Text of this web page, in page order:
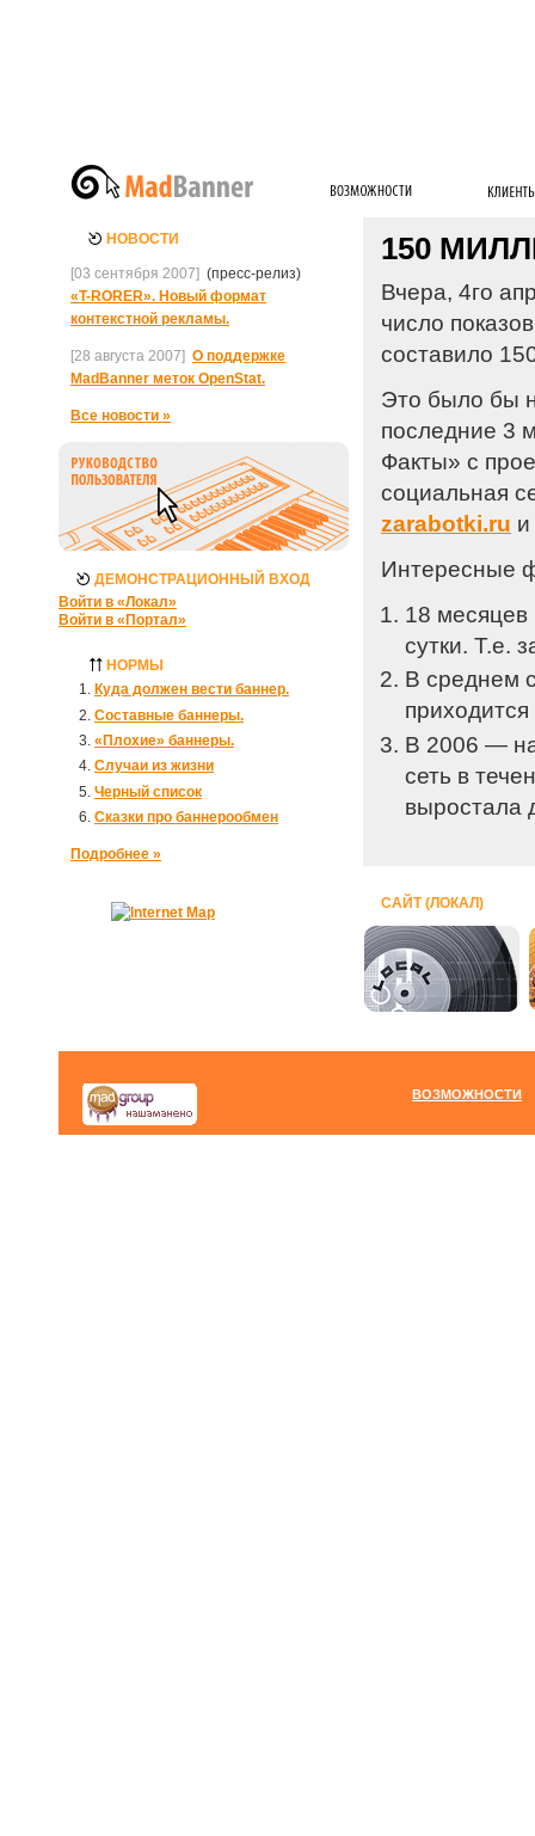
НОВОСТИ
[03 сентября 2007] (пресс-релиз)
«T-RORER». Новый формат
контекстной рекламы.
[28 августа 2007] О поддержке
MadBanner меток OpenStat.
Все новости »
ДЕМОНСТРАЦИОННЫЙ ВХОД
Войти в «Локал»
Войти в «Портал»
НОРМЫ
Куда должен вести баннер.
Составные баннеры.
«Плохие» баннеры.
Случаи из жизни
Черный список
Сказки про баннерообмен
Подробнее »
150
Вчера, 4го
число
составило
Это было бы
последние 3
Факты» с
социальная
zarabotki.ru и
Интересные
18 месяцев
сутки. Т.е.
В среднем
В 2006 —
сеть в
выростала
САЙТ (ЛОКАЛ)
ВОЗМОЖНОСТИ